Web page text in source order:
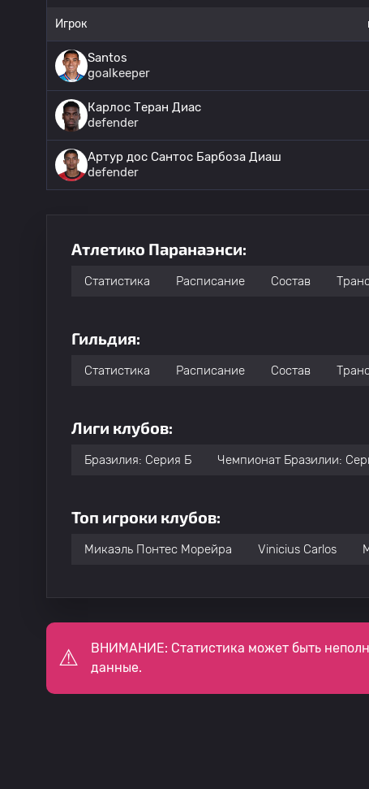
Игрок
Santos
goalkeeper
Карлос Теран Диас
defender
Артур дос Сантос Барбоза Диаш
defender
Атлетико Паранаэнси:
Статистика Расписание Состав
Гильдия:
Статистика Расписание Состав
Лиги клубов:
Бразилия: Серия Б Чемпионат Бразилии:
Топ игроки клубов:
Микаэль Понтес Морейра Vinicius Carlos
ВНИМАНИЕ: Статистика может быть
данные.